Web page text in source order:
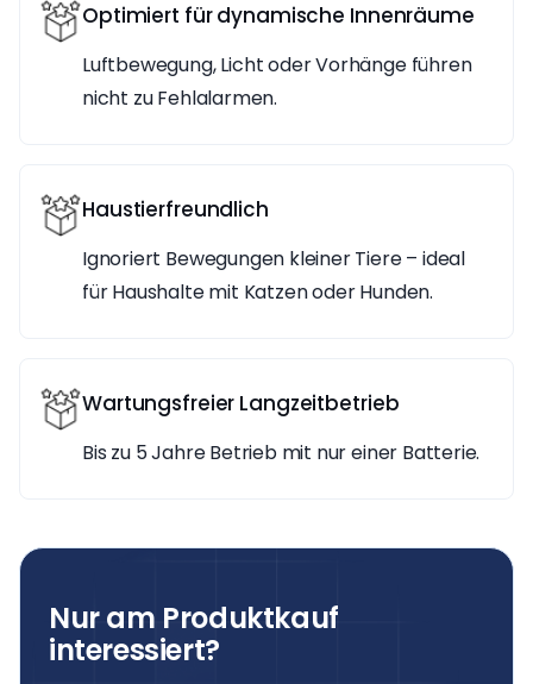
Optimiert für dynamische Innenräume
Luftbewegung, Licht oder Vorhänge führen
nicht zu Fehlalarmen.
Haustierfreundlich
Ignoriert Bewegungen kleiner Tiere – ideal
für Haushalte mit Katzen oder Hunden.
Wartungsfreier Langzeitbetrieb
Bis zu 5 Jahre Betrieb mit nur einer Batterie.
Nur am Produktkauf
interessiert?